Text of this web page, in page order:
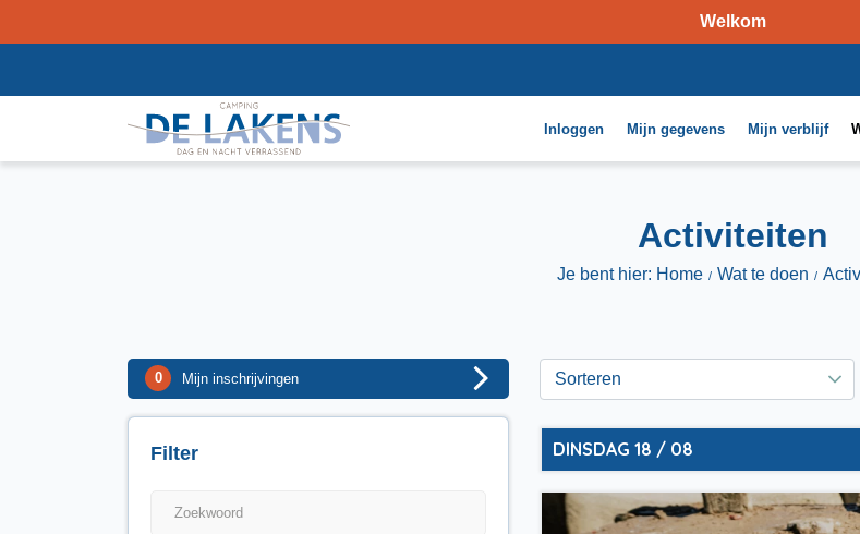
Welkom
Inloggen Mijn gegevens Mijn verblijf
Activiteiten
Je bent hier: Home Wat te doen
0 Mijn inschrijvingen
Filter DINSDAG 18 / 08